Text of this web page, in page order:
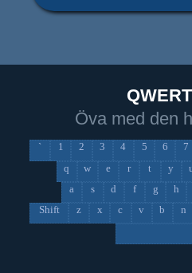
Öva med den
` 1 2 3 4 5 6 7
q
w e r t y
a
s d f g h
Shift
z x c v b n